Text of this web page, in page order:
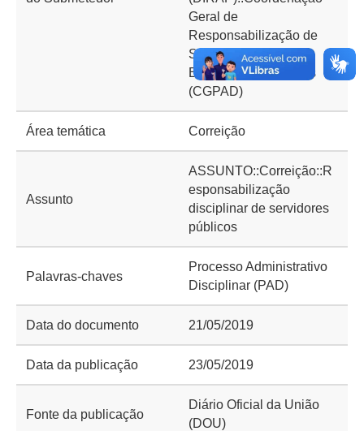
Geral de
Responsabilização de
Servidores e
Empregados Públicos
(CGPAD)
Área temática Correição
Assunto
ASSUNTO::Correição::R
esponsabilização
disciplinar de servidores
públicos
Palavras-chaves
Processo Administrativo
Disciplinar (PAD)
Data do documento 21/05/2019
Data da publicação 23/05/2019
Fonte da publicação
Diário Oficial da União
(DOU)